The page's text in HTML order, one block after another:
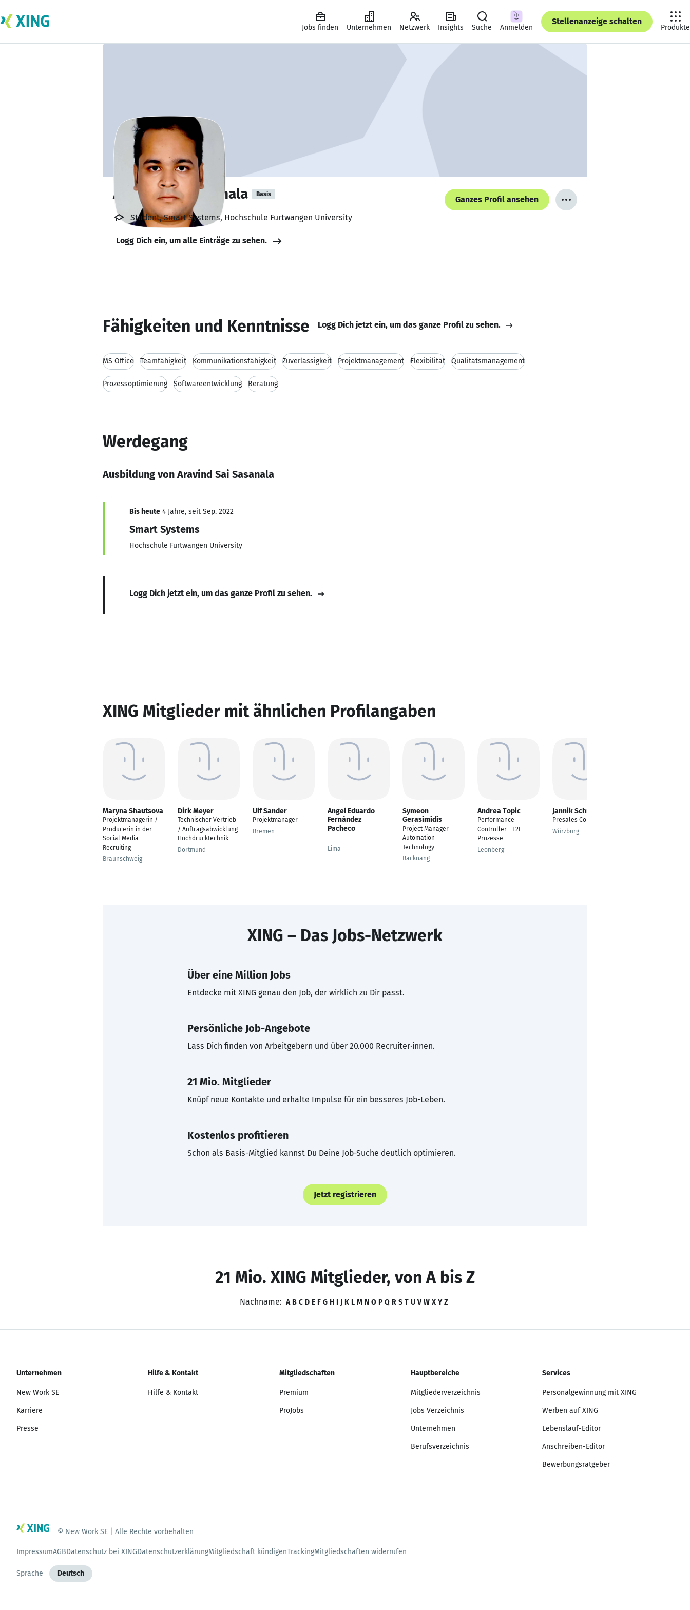
Jobs finden Unternehmen Netzwerk Insights Suche Anmelden
Stellenanzeige schalten
Produkte
Aravind Sai Sasanala Basis
Ganzes Profil ansehen
Student, Smart Systems, Hochschule Furtwangen University
Logg Dich ein, um alle Einträge zu sehen.
Fähigkeiten und Kenntnisse Logg Dich jetzt ein, um das ganze Profil zu sehen.
MS Office Teamfähigkeit Kommunikationsfähigkeit Zuverlässigkeit Projektmanagement Flexibilität Qualitätsmanagement
Prozessoptimierung Softwareentwicklung Beratung
Werdegang
Ausbildung von Aravind Sai Sasanala
Bis heute 4 Jahre, seit Sep. 2022
Smart Systems
Hochschule Furtwangen University
Logg Dich jetzt ein, um das ganze Profil zu sehen.
XING Mitglieder mit ähnlichen Profilangaben
Maryna Shautsova
Projektmanagerin /
Producerin in der
Social Media
Recruiting
Braunschweig
Dirk Meyer
Technischer Vertrieb
/ Auftragsabwicklung
Hochdrucktechnik
Dortmund
Ulf Sander
Projektmanager
Bremen
Angel Eduardo
Fernández
Pacheco
---
Lima
Symeon
Gerasimidis
Project Manager
Automation
Technology
Backnang
Andrea Topic
Performance
Controller - E2E
Prozesse
Leonberg
Jannik Schrewe
Presales Consultant
Würzburg
XING – Das Jobs-Netzwerk
Über eine Million Jobs
Entdecke mit XING genau den Job, der wirklich zu Dir passt.
Persönliche Job-Angebote
Lass Dich finden von Arbeitgebern und über 20.000 Recruiter·innen.
21 Mio. Mitglieder
Knüpf neue Kontakte und erhalte Impulse für ein besseres Job-Leben.
Kostenlos profitieren
Schon als Basis-Mitglied kannst Du Deine Job-Suche deutlich optimieren.
Jetzt registrieren
21 Mio. XING Mitglieder, von A bis Z
Nachname: A B C D E F G H I J K L M N O P Q R S T U V W X Y Z
Unternehmen
New Work SE
Karriere
Presse
Hilfe & Kontakt
Hilfe & Kontakt
Mitgliedschaften
Premium
ProJobs
Hauptbereiche
Mitgliederverzeichnis
Jobs Verzeichnis
Unternehmen
Berufsverzeichnis
Services
Personalgewinnung mit XING
Werben auf XING
Lebenslauf-Editor
Anschreiben-Editor
Bewerbungsratgeber
© New Work SE | Alle Rechte vorbehalten
ImpressumAGBDatenschutz bei XINGDatenschutzerklärungMitgliedschaft kündigenTrackingMitgliedschaften widerrufen
Sprache Deutsch